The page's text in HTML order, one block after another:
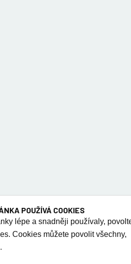
POUŽÍVÁ COOKIES
lépe a snadněji používaly,
Cookies můžete povolit všechny,